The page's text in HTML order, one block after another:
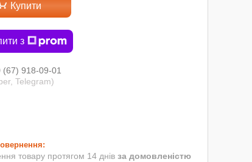
Купити
з
(67) 918-09-01
Telegram)
товару протягом 14 днів за домовленістю